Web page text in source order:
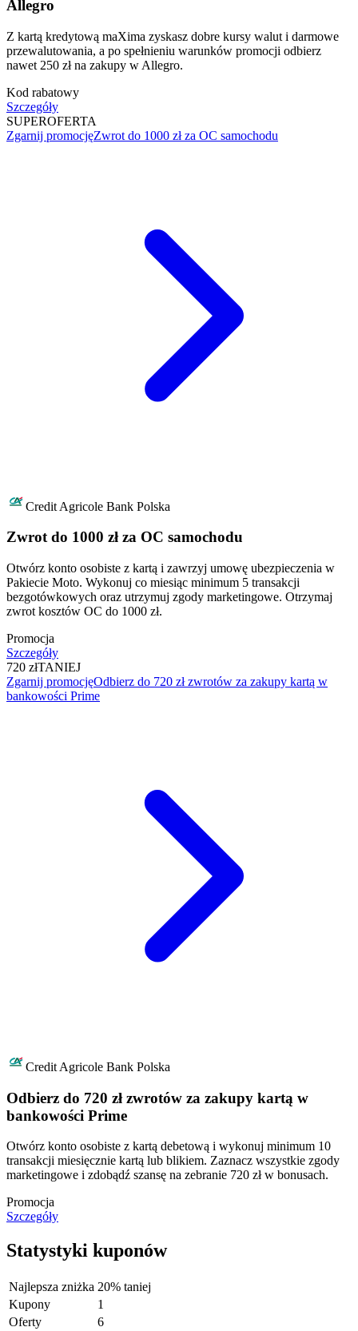
Allegro
Z kartą kredytową maXima zyskasz dobre kursy walut i darmowe
przewalutowania, a po spełnieniu warunków promocji odbierz
nawet 250 zł na zakupy w Allegro.
Kod rabatowy
Szczegóły
SUPEROFERTA
Zgarnij promocjęZwrot do 1000 zł za OC samochodu
Credit Agricole Bank Polska
Zwrot do 1000 zł za OC samochodu
Otwórz konto osobiste z kartą i zawrzyj umowę ubezpieczenia w
Pakiecie Moto. Wykonuj co miesiąc minimum 5 transakcji
bezgotówkowych oraz utrzymuj zgody marketingowe. Otrzymaj
zwrot kosztów OC do 1000 zł.
Promocja
Szczegóły
720 złTANIEJ
Zgarnij promocjęOdbierz do 720 zł zwrotów za zakupy kartą w
bankowości Prime
Credit Agricole Bank Polska
Odbierz do 720 zł zwrotów za zakupy kartą w
bankowości Prime
Otwórz konto osobiste z kartą debetową i wykonuj minimum 10
transakcji miesięcznie kartą lub blikiem. Zaznacz wszystkie zgody
marketingowe i zdobądź szansę na zebranie 720 zł w bonusach.
Promocja
Szczegóły
Statystyki kuponów
Najlepsza zniżka 20% taniej
Kupony
1
Oferty
6